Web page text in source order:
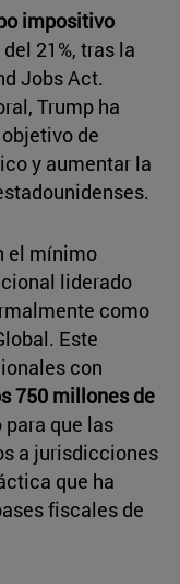
impositivo
21%, tras la
Jobs Act.
Trump ha
de
y aumentar la
el mínimo
liderado
como
Este
con
750 millones de
que las
a jurisdicciones
que ha
fiscales de